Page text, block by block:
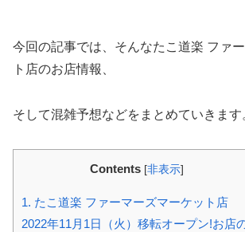
今回の記事では、そんなたこ道楽 ファ
ト店のお店情報、
そして混雑予想などをまとめていきます
Contents [非表示]
1. たこ道楽 ファーマーズマーケット店
2022年11月1日（火）移転オープン!お店